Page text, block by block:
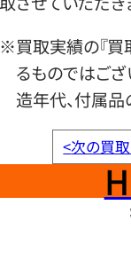
※買取実績の『買
るものではござ
造年代、付属品
<次の買